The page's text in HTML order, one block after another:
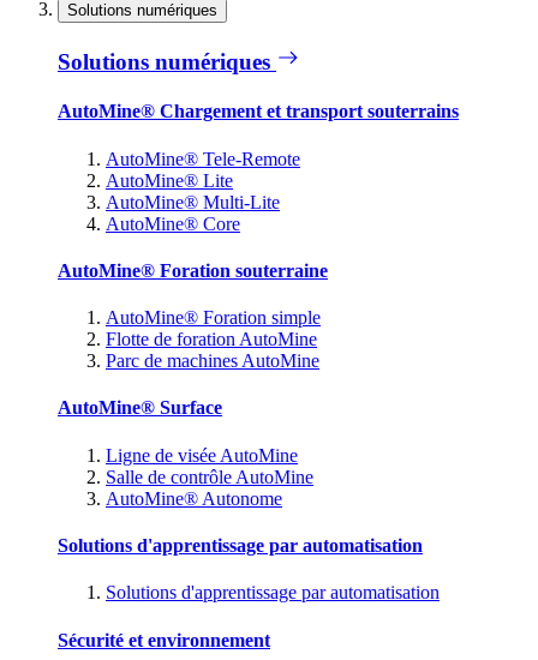
Solutions numériques
Solutions numériques
AutoMine® Chargement et transport souterrains
AutoMine® Tele-Remote
AutoMine® Lite
AutoMine® Multi-Lite
AutoMine® Core
AutoMine® Foration souterraine
AutoMine® Foration simple
Flotte de foration AutoMine
Parc de machines AutoMine
AutoMine® Surface
Ligne de visée AutoMine
Salle de contrôle AutoMine
AutoMine® Autonome
Solutions d'apprentissage par automatisation
Solutions d'apprentissage par automatisation
Sécurité et environnement